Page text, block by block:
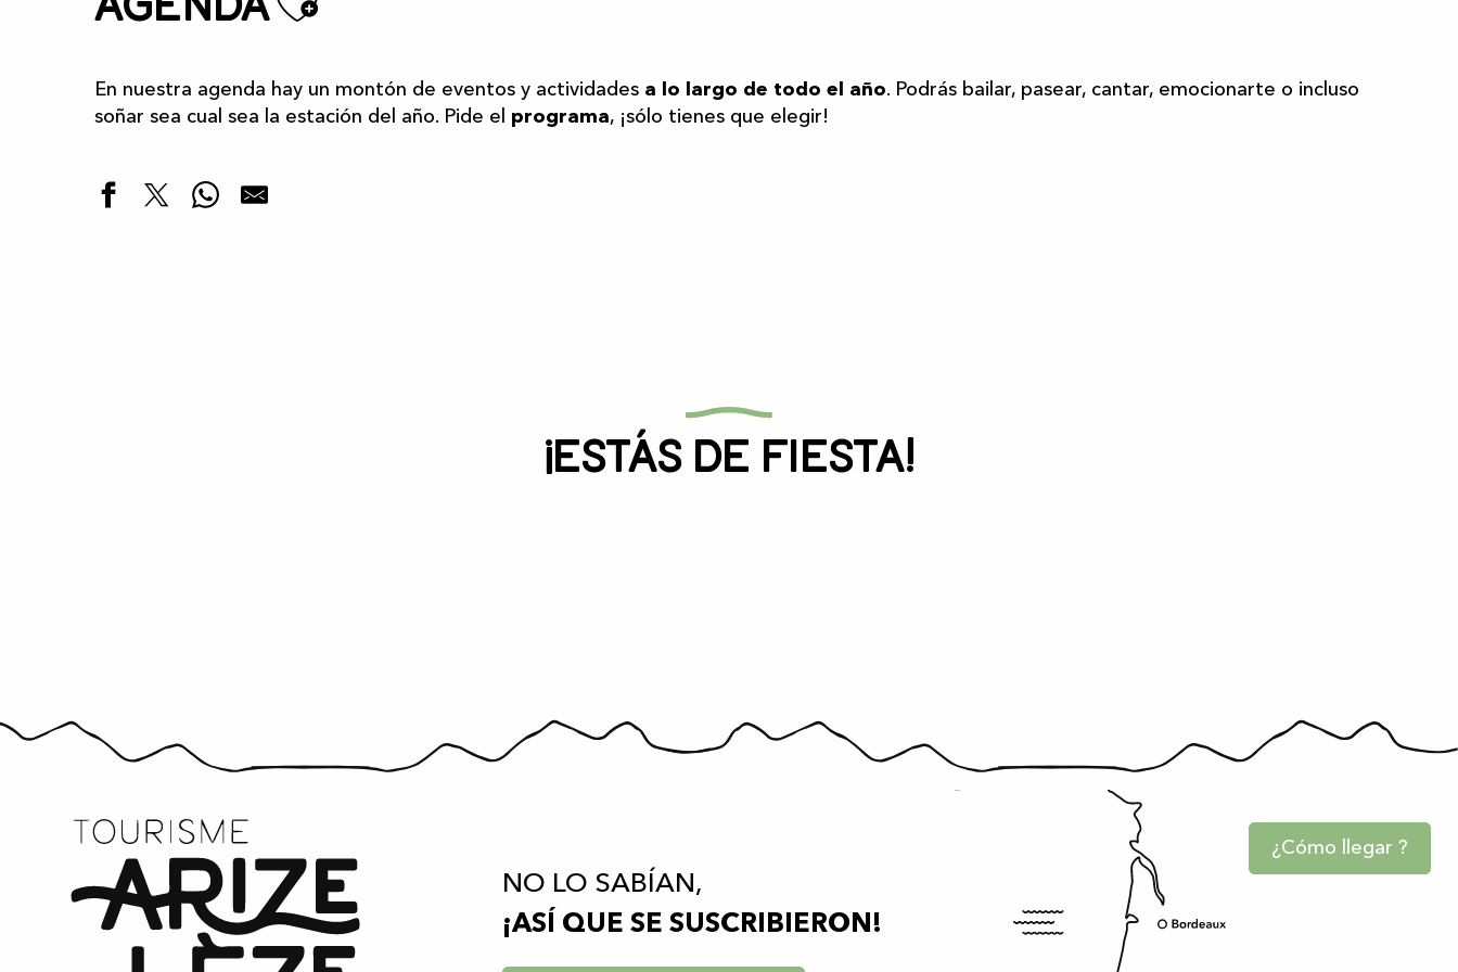
En nuestra agenda hay un montón de eventos y actividades a lo largo de todo el año. Podrás bailar, pasear, cantar, emocionarte o incluso
soñar sea cual sea la estación del año. Pide el programa, ¡sólo tienes que elegir!
¡Estás de fiesta!
NO LO SABÍAN,
¡ASÍ QUE SE SUSCRIBIERON!
¿Cómo llegar ?